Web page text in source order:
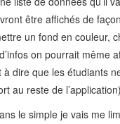
être affichés de
un fond en couleur,
on pourrait même
à dire que les étudiants
au reste de
le simple je vais me